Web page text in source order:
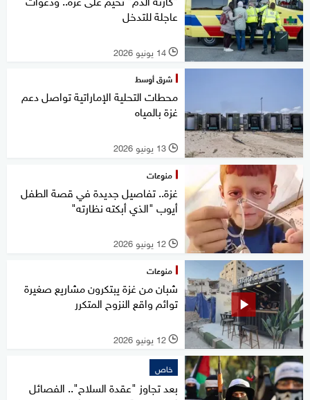
عاجلة للتدخل
l 14 يونيو 2026
شرق أوسط
محطات التحلية الإماراتية تواصل دعم
غزة بالمياه
l 13 يونيو 2026
منوعات
غزة.. تفاصيل جديدة في قصة الطفل
أيوب "الذي أبكته نظارته"
l 12 يونيو 2026
منوعات
شبان من غزة يبتكرون مشاريع صغيرة
توائم واقع النزوح المتكرر
l 12 يونيو 2026
خاص
بعد تجاوز "عقدة السلاح".. الفصائل